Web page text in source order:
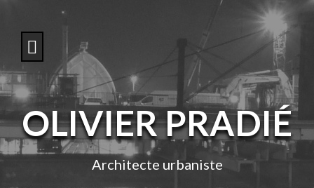
o
c
n
e
OLIVIER PRADIÉ
Architecte urbaniste